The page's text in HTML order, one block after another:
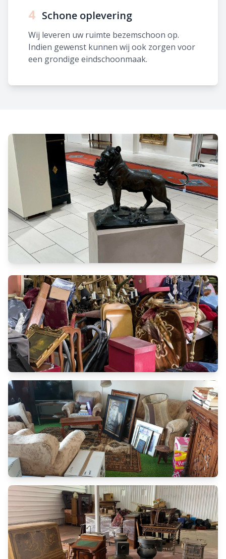
4 Schone oplevering
Wij leveren uw ruimte bezemschoon op.
Indien gewenst kunnen wij ook zorgen voor
een grondige eindschoonmaak.